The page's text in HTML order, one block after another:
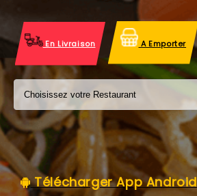
VOS AVIS
MENTIONS LÉGALES
C.G.V
En Livraison A Emporter
Télécharger App Android